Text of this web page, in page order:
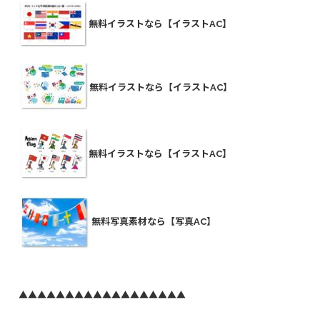
無料イラストなら【イラストAC】
無料イラストなら【イラストAC】
無料イラストなら【イラストAC】
無料写真素材なら【写真AC】
▲▲▲▲▲▲▲▲▲▲▲▲▲▲▲▲▲▲